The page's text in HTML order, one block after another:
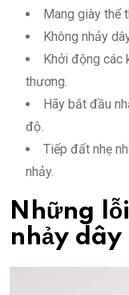
Mang giày thể
Không nhảy
Khởi động các
thương.
Hãy bắt đầu
độ.
Tiếp đất nhẹ
nhảy.
Những
nhảy dây